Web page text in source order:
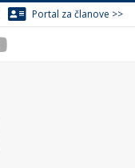
Portal za članove >>